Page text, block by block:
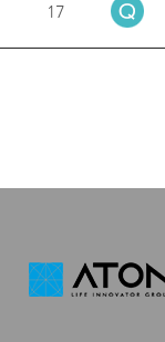
17